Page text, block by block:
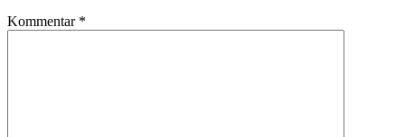
Kommentar *